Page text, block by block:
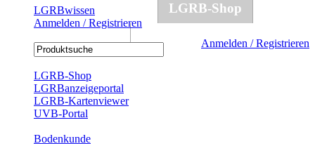
LGRBbohrungen
LGRB-Shop
Anmelden / Registrieren
LGRBwissen
Anmelden / Registrieren
LGRB-Shop
LGRBanzeigeportal
LGRB-Kartenviewer
UVB-Portal
Bodenkunde